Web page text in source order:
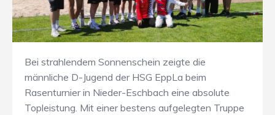
​Bei strahlendem Sonnenschein zeigte die
männliche D-Jugend der HSG EppLa beim
Rasenturnier in Nieder-Eschbach eine absolute
Topleistung. Mit einer bestens aufgelegten Truppe